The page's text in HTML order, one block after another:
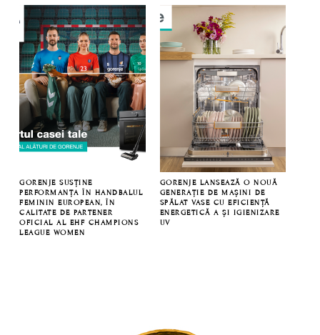
GORENJE SUSȚINE
PERFORMANȚA ÎN HANDBALUL
FEMININ EUROPEAN, ÎN
CALITATE DE PARTENER
OFICIAL AL EHF CHAMPIONS
LEAGUE WOMEN
GORENJE LANSEAZĂ O NOUĂ
GENERAȚIE DE MAȘINI DE
SPĂLAT VASE CU EFICIENȚĂ
ENERGETICĂ A ȘI IGIENIZARE
UV